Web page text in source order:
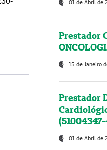
01 de Abril de
Prestador
15 de Janeiro
Prestador
01 de Abril de